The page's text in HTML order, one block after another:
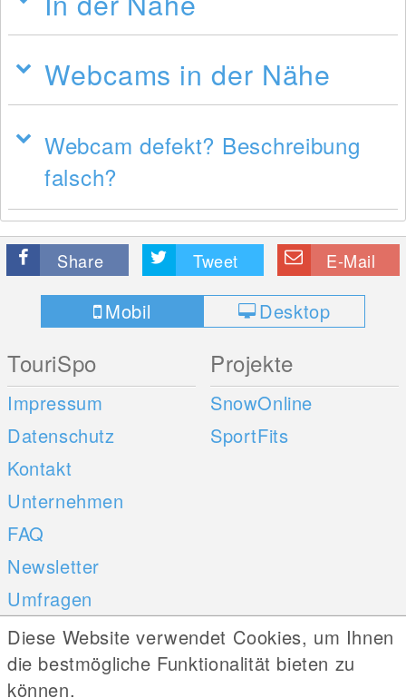
Webcams in der Nähe
Webcam defekt? Beschreibung
falsch?
Share Tweet E-Mail
Mobil Desktop
TouriSpo
Impressum
Datenschutz
Kontakt
Unternehmen
FAQ
Newsletter
Umfragen
Projekte
SnowOnline
SportFits
Mobile Apps Social Web
Diese Website verwendet Cookies, um Ihnen
die bestmögliche Funktionalität bieten zu
können.